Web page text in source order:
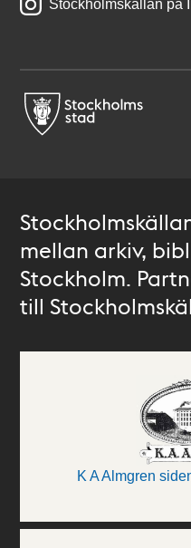
Stockholmskällan på
mellan arkiv,
Stockholm.
till
K A Almgren